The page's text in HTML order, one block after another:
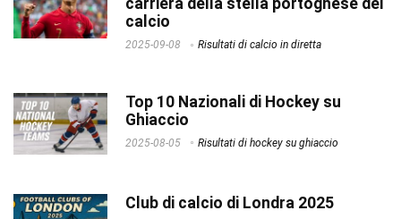
calcio
2025-09-08 Risultati di calcio in diretta
Top 10 Nazionali di Hockey su
Ghiaccio
2025-08-05 Risultati di hockey su ghiaccio
Club di calcio di Londra 2025